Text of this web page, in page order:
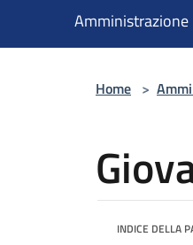
Amministrazione
Home >
INDICE DELLA